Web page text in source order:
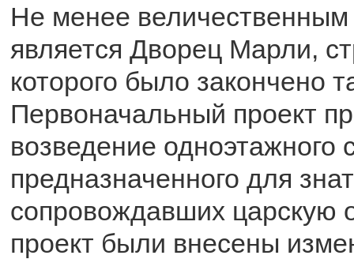
Не менее величественным
является Дворец Марли,
которого было закончено
Первоначальный проект
возведение одноэтажного
предназначенного для
сопровождавших царскую
проект были внесены